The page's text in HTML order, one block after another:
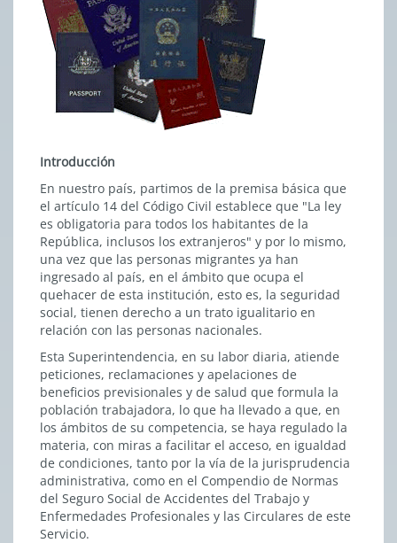
Introducción
En nuestro país, partimos de la premisa básica que
el artículo 14 del Código Civil establece que "La ley
es obligatoria para todos los habitantes de la
República, inclusos los extranjeros" y por lo mismo,
una vez que las personas migrantes ya han
ingresado al país, en el ámbito que ocupa el
quehacer de esta institución, esto es, la seguridad
social, tienen derecho a un trato igualitario en
relación con las personas nacionales.
Esta Superintendencia, en su labor diaria, atiende
peticiones, reclamaciones y apelaciones de
beneficios previsionales y de salud que formula la
población trabajadora, lo que ha llevado a que, en
los ámbitos de su competencia, se haya regulado la
materia, con miras a facilitar el acceso, en igualdad
de condiciones, tanto por la vía de la jurisprudencia
administrativa, como en el Compendio de Normas
del Seguro Social de Accidentes del Trabajo y
Enfermedades Profesionales y las Circulares de este
Servicio.